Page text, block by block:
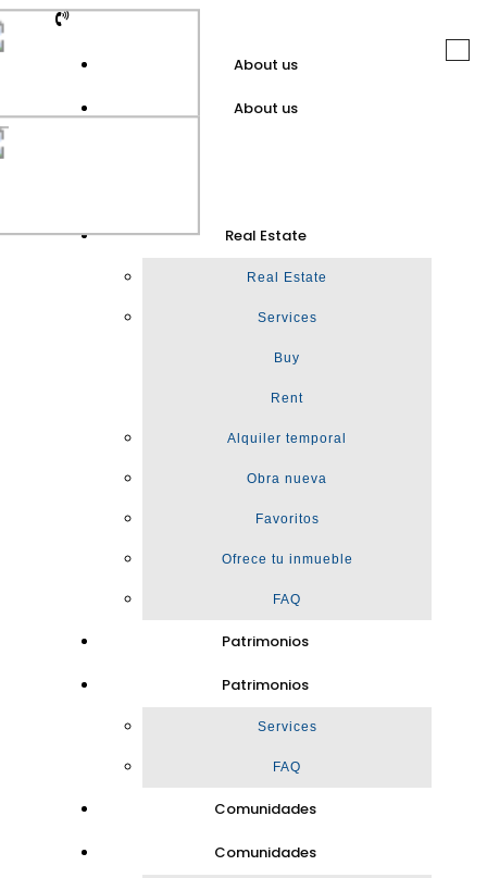
About us
About us
Real Estate
Real Estate
Services
Buy
Rent
Alquiler temporal
Obra nueva
Favoritos
Ofrece tu inmueble
FAQ
Patrimonios
Patrimonios
Services
FAQ
Comunidades
Comunidades